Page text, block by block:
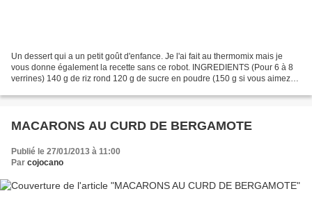
Un dessert qui a un petit goût d'enfance. Je l'ai fait au thermomix mais je
vous donne également la recette sans ce robot. INGREDIENTS (Pour 6 à 8
verrines) 140 g de riz rond 120 g de sucre en poudre (150 g si vous aimez
MACARONS AU CURD DE BERGAMOTE
Publié le 27/01/2013 à 11:00
Par cojocano